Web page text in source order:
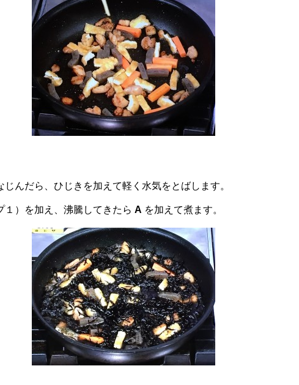
じんだら、ひじきを加えて軽く水気をとばします。
１）を加え、沸騰してきたら A を加えて煮ます。